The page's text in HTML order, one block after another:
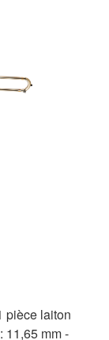
pièce laiton
11,65 mm -